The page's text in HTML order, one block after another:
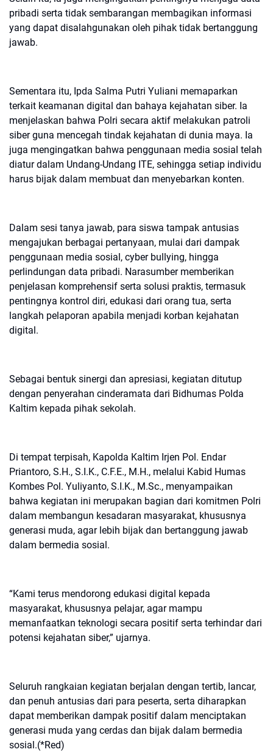
pribadi serta tidak sembarangan membagikan informasi
yang dapat disalahgunakan oleh pihak tidak bertanggung
jawab.
Sementara itu, Ipda Salma Putri Yuliani memaparkan
terkait keamanan digital dan bahaya kejahatan siber. Ia
menjelaskan bahwa Polri secara aktif melakukan patroli
siber guna mencegah tindak kejahatan di dunia maya. Ia
juga mengingatkan bahwa penggunaan media sosial telah
diatur dalam Undang-Undang ITE, sehingga setiap individu
harus bijak dalam membuat dan menyebarkan konten.
Dalam sesi tanya jawab, para siswa tampak antusias
mengajukan berbagai pertanyaan, mulai dari dampak
penggunaan media sosial, cyber bullying, hingga
perlindungan data pribadi. Narasumber memberikan
penjelasan komprehensif serta solusi praktis, termasuk
pentingnya kontrol diri, edukasi dari orang tua, serta
langkah pelaporan apabila menjadi korban kejahatan
digital.
Sebagai bentuk sinergi dan apresiasi, kegiatan ditutup
dengan penyerahan cinderamata dari Bidhumas Polda
Kaltim kepada pihak sekolah.
Di tempat terpisah, Kapolda Kaltim Irjen Pol. Endar
Priantoro, S.H., S.I.K., C.F.E., M.H., melalui Kabid Humas
Kombes Pol. Yuliyanto, S.I.K., M.Sc., menyampaikan
bahwa kegiatan ini merupakan bagian dari komitmen Polri
dalam membangun kesadaran masyarakat, khususnya
generasi muda, agar lebih bijak dan bertanggung jawab
dalam bermedia sosial.
“Kami terus mendorong edukasi digital kepada
masyarakat, khususnya pelajar, agar mampu
memanfaatkan teknologi secara positif serta terhindar dari
potensi kejahatan siber,” ujarnya.
Seluruh rangkaian kegiatan berjalan dengan tertib, lancar,
dan penuh antusias dari para peserta, serta diharapkan
dapat memberikan dampak positif dalam menciptakan
generasi muda yang cerdas dan bijak dalam bermedia
sosial.(*Red)